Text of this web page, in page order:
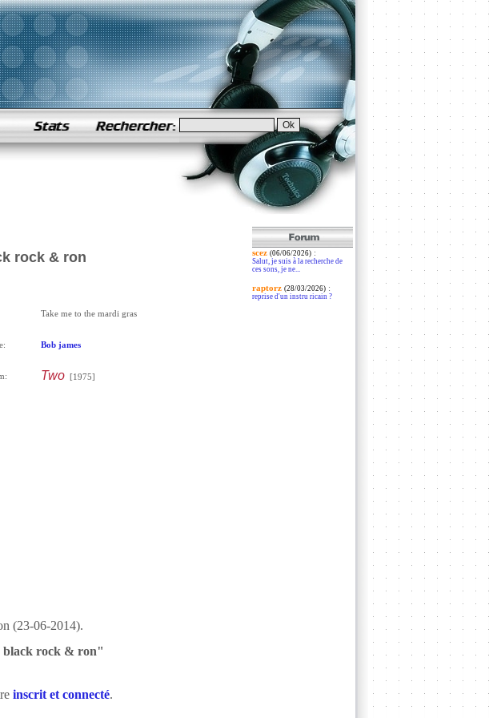
rock & ron
Take me to the mardi gras
Bob james
Two[1975]
(23-06-2014).
black rock & ron"
inscrit et connecté.
scez (06/06/2026):
Salut, je suis à la recherche de
ces sons, je ne...
raptorz (28/03/2026):
reprise d'un instru ricain ?